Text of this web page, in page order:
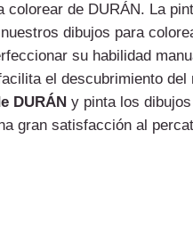
de DURÁN. La
dibujos para
su habilidad
el descubrimiento
DURÁN y pinta los
gran satisfacción al